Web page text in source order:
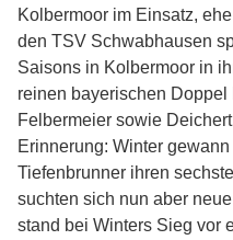
Kolbermoor im Einsatz,
den TSV Schwabhausen
Saisons in Kolbermoor in
reinen bayerischen
Felbermeier sowie
Erinnerung: Winter
Tiefenbrunner ihren
suchten sich nun aber
stand bei Winters Sieg vor